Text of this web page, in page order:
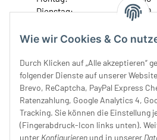
Wie wir Cookies & Co
Durch Klicken auf „Alle akzeptieren“
folgender Dienste auf unserer
Brevo, ReCaptcha, PayPal Express
Ratenzahlung, Google Analytics 4,
Tracking. Sie können die Einstellung
(Fingerabdruck-Icon links unten).
unter Konfigurieren und in unserer
Dienstag:
Donnerstag:
10 -
Samstag:
10
Unser Service
Rechtliches